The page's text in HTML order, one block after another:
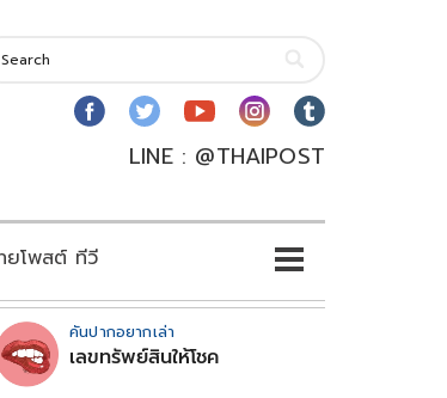
LINE : @THAIPOST
ยโพสต์ ทีวี
คันปากอยากเล่า
เลขทรัพย์สินให้โชค